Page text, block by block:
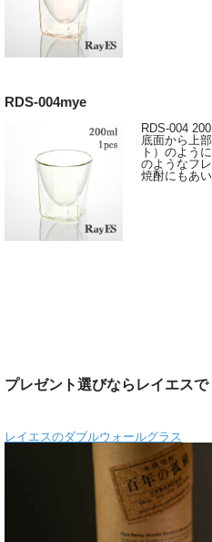
RDS-004mye
RDS-004
底面から上
ト）のよう
のようなフ
焼酎にもあい
プレゼント選びならレイエスで
レイエスのダブルウォールグラス